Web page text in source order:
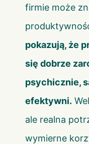
firmie może
pokazują, że
się dobrze
psychicznie,
efektywni.
ale realna
wymierne